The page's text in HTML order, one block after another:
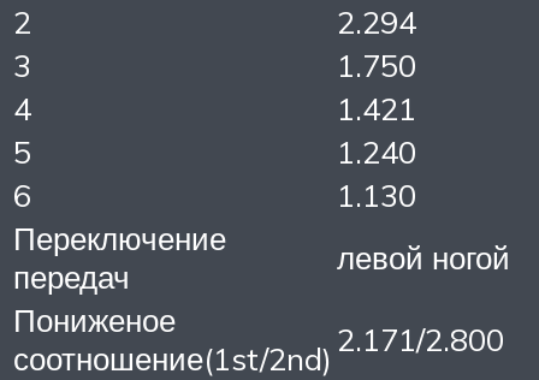
2
2.294
3
1.750
4
1.421
5
1.240
6
1.130
Переключение
передач
левой ногой
Пониженое
соотношение(1st/2nd) 2.171/2.800